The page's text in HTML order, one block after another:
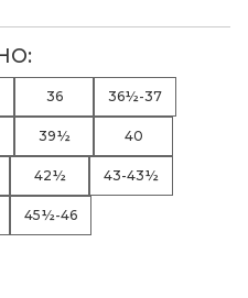
36 36½-37
39½ 40
42½ 43-43½
45½-46